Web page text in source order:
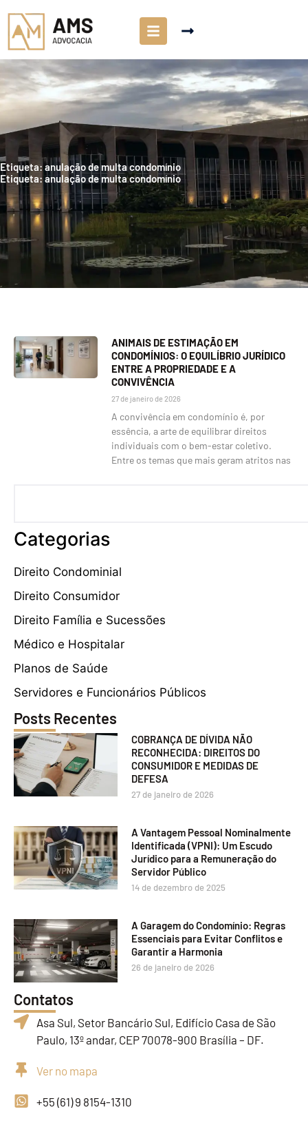
Etiqueta: anulação de multa condomínio
Etiqueta: anulação de multa condomínio
ANIMAIS DE ESTIMAÇÃO EM
CONDOMÍNIOS: O EQUILÍBRIO JURÍDICO
ENTRE A PROPRIEDADE E A
CONVIVÊNCIA
27 de janeiro de 2026
A convivência em condomínio é, por
essência, a arte de equilibrar direitos
individuais com o bem-estar coletivo.
Entre os temas que mais geram atritos nas
Categorias
Direito Condominial
Direito Consumidor
Direito Família e Sucessões
Médico e Hospitalar
Planos de Saúde
Servidores e Funcionários Públicos
Posts Recentes
COBRANÇA DE DÍVIDA NÃO
RECONHECIDA: DIREITOS DO
CONSUMIDOR E MEDIDAS DE
DEFESA
27 de janeiro de 2026
A Vantagem Pessoal Nominalmente
Identificada (VPNI): Um Escudo
Jurídico para a Remuneração do
Servidor Público
14 de dezembro de 2025
A Garagem do Condomínio: Regras
Essenciais para Evitar Conflitos e
Garantir a Harmonia
26 de janeiro de 2026
Contatos
Asa Sul, Setor Bancário Sul, Edifício Casa de São
Paulo, 13º andar, CEP 70078-900 Brasília – DF.
Ver no mapa
+55 (61) 9 8154-1310